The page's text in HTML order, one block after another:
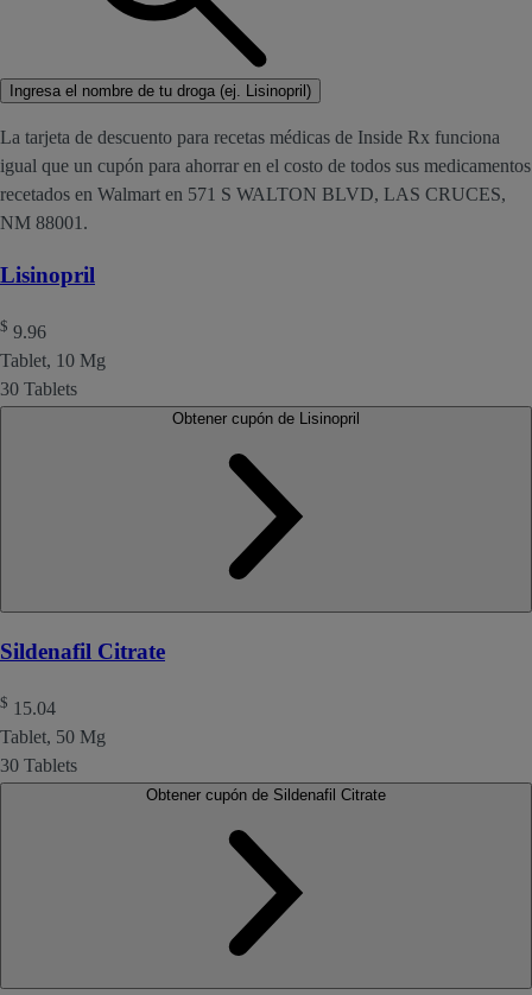
Ingresa el nombre de tu droga (ej. Lisinopril)
La tarjeta de descuento para recetas médicas de Inside Rx funciona
igual que un cupón para ahorrar en el costo de todos sus medicamentos
recetados en Walmart en 571 S WALTON BLVD, LAS CRUCES,
NM 88001.
Lisinopril
$ 9.96
Tablet, 10 Mg
30 Tablets
Sildenafil Citrate
$ 15.04
Tablet, 50 Mg
30 Tablets